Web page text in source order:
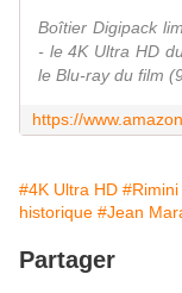
Boîtier Digipack
- le 4K Ultra HD
le Blu-ray du film
#4K Ultra HD
historique #Jean
Partager